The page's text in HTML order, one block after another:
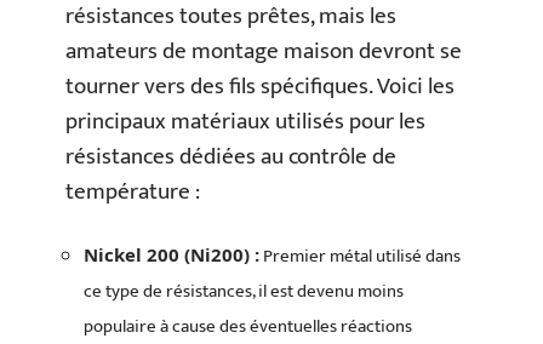
résistances toutes prêtes, mais les
amateurs de montage maison devront se
tourner vers des fils spécifiques. Voici les
principaux matériaux utilisés pour les
résistances dédiées au contrôle de
température :
Nickel 200 (Ni200) : Premier métal utilisé dans
ce type de résistances, il est devenu moins
populaire à cause des éventuelles réactions